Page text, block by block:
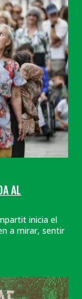
AL
inicia el
a mirar, sentir